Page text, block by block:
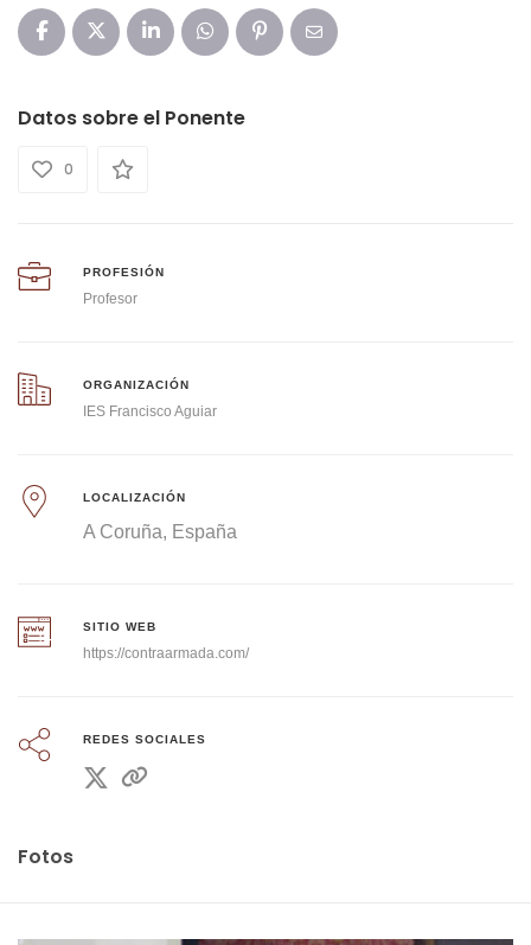
Datos sobre el Ponente
0
PROFESIÓN
Profesor
ORGANIZACIÓN
IES Francisco Aguiar
LOCALIZACIÓN
A Coruña España
SITIO WEB
https://contraarmada.com/
REDES SOCIALES
Fotos